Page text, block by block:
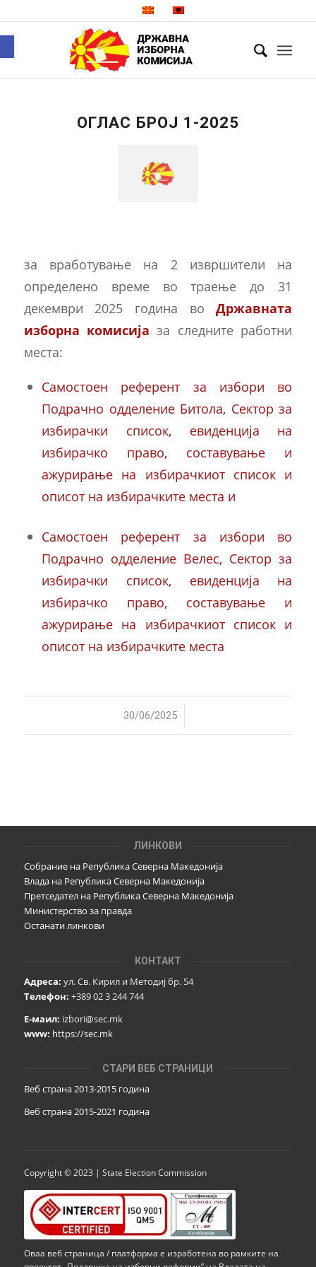
ОГЛАС БРОЈ 1-2025
за вработување на 2 извршители на
определено време во траење до 31
декември 2025 година воДржавната
изборна комисија за следните работни
места:
Самостоен референт за избори во
Подрачно одделение Битола, Сектор за
избирачки список, евиденција на
избирачко право, составување и
ажурирање на избирачкиот список и
описот на избирачките места и
Самостоен референт за избори во
Подрачно одделение Велес, Сектор за
избирачки список, евиденција на
избирачко право, составување и
ажурирање на избирачкиот список и
описот на избирачките места
30/06/2025
/
ЛИНКОВИ
Собрание на Република Северна Македонија
Влада на Република Северна Македонија
Претседател на Република Северна Македонија
Министерство за правда
Останати линкови
КОНТАКТ
Адреса: ул. Св. Кирил и Методиј бр. 54
Телефон: +389 02 3 244 744
Е-маил: izbori@sec.mk
www: https://sec.mk
СТАРИ ВЕБ СТРАНИЦИ
Веб страна 2013-2015 година
Веб страна 2015-2021 година
Copyright © 2023 | State Election Commission
Оваа веб страница / платформа е изработена во рамките на
Open toolbar